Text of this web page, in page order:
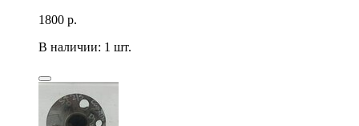
1800 р.
В наличии: 1 шт.